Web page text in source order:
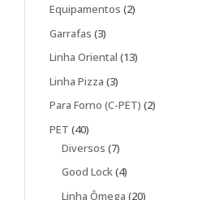
Equipamentos 22
Garrafas 33
produtos
Linha Oriental 1313
Linha Pizza 33
produtos
Para Forno (C-PET) 22
PET 4040
produtos
Diversos 77
produtos
Good Lock 44
produtos
Linha Ômega 2020